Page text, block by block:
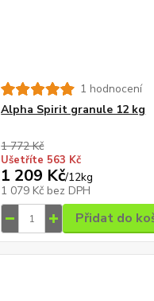
1 hodnocení
Alpha Spirit granule 12 kg
1 772 Kč
Ušetříte 563 Kč
1 209 Kč/12kg
1 079 Kč bez DPH
Přidat do